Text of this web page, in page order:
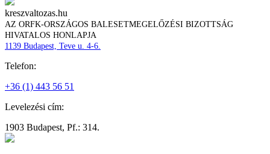
kreszvaltozas.hu
AZ ORFK-ORSZÁGOS BALESETMEGELŐZÉSI BIZOTTSÁG
HIVATALOS HONLAPJA
1139 Budapest, Teve u. 4-6.
Telefon:
+36 (1) 443 56 51
Levelezési cím:
1903 Budapest, Pf.: 314.